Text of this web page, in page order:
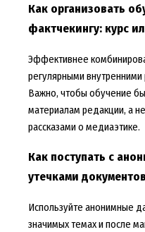
Как организовать
фактчекингу: курс
Эффективнее
регулярными
Важно, чтобы обучение
материалам редакции, а
рассказами о медиаэтике.
Как поступать с
утечками
Используйте анонимные
значимых темах и после